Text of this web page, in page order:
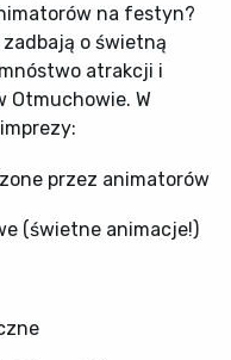
na festyn?
o świetną
atrakcji i
Otmuchowie. W
przez animatorów
(świetne animacje!)